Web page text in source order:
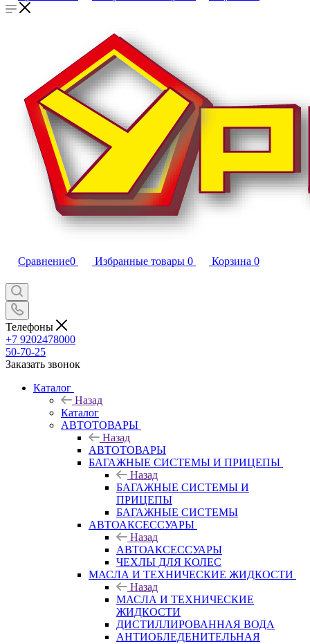
Сравнение0 Избранные товары 0 Корзина 0
Телефоны
+7 9202478000
50-70-25
Заказать звонок
Каталог
Назад
Каталог
АВТОТОВАРЫ
Назад
АВТОТОВАРЫ
БАГАЖНЫЕ СИСТЕМЫ И ПРИЦЕПЫ
Назад
БАГАЖНЫЕ СИСТЕМЫ И
ПРИЦЕПЫ
БАГАЖНЫЕ СИСТЕМЫ
АВТОАКСЕССУАРЫ
Назад
АВТОАКСЕССУАРЫ
ЧЕХЛЫ ДЛЯ КОЛЕС
МАСЛА И ТЕХНИЧЕСКИЕ ЖИДКОСТИ
Назад
МАСЛА И ТЕХНИЧЕСКИЕ
ЖИДКОСТИ
ДИСТИЛЛИРОВАННАЯ ВОДА
АНТИОБЛЕДЕНИТЕЛЬНАЯ